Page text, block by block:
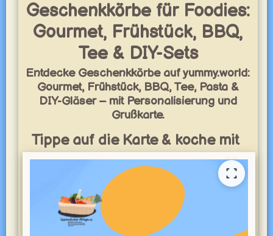
Geschenkkörbe für Foodies:
Gourmet, Frühstück, BBQ,
Tee & DIY-Sets
Entdecke Geschenkkörbe auf yummy.world:
Gourmet, Frühstück, BBQ, Tee, Pasta &
DIY-Gläser – mit Personalisierung und
Grußkarte.
Tippe auf die Karte & koche mit